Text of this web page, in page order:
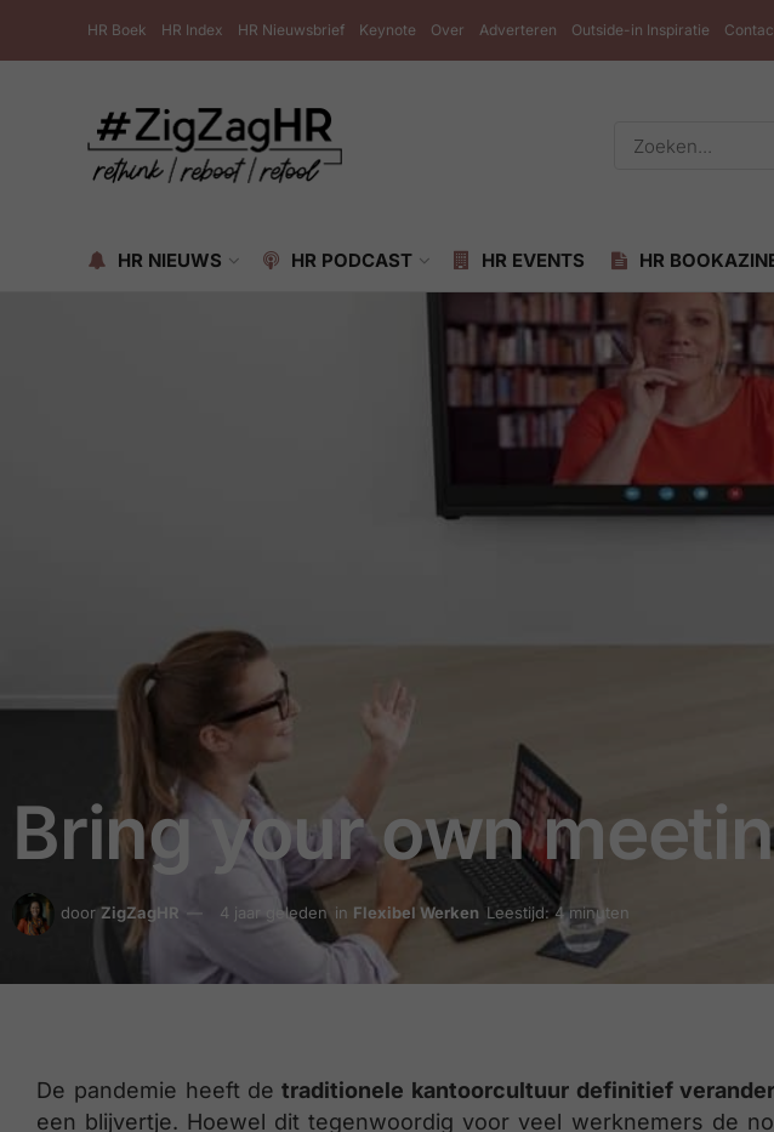
HR Boek HR Index HR Nieuwsbrief Keynote Over Adverteren Outside-in Inspiratie
HR NIEUWS HR PODCAST HR EVENTS HR
Bring your own
doorZigZagHR 4 jaar geleden in Flexibel Werken Leestijd: 4 minuten
De pandemie heeft de traditionele kantoorcultuur definitief
een blijvertje. Hoewel dit tegenwoordig voor veel werknemers de